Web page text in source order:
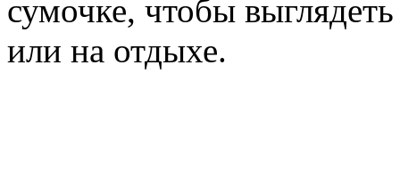
сумочке, чтобы
или на отдыхе.